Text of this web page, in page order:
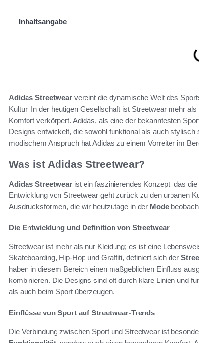
Inhaltsangabe
Adidas Streetwear vereint die dynamische Welt des
Kultur. In der heutigen Gesellschaft ist Streetwear mehr
Komfort verkörpert. Adidas, als eine der bekanntesten
Designs entwickelt, die sowohl funktional als auch
modischem Anspruch hat Adidas zu einem Vorreiter im
Was ist Adidas Streetwear?
Adidas Streetwear ist ein faszinierendes Konzept, das
Entwicklung von Streetwear geht zurück zu den urbanen
Ausdrucksformen, die wir heutzutage in der Mode
Die Entwicklung und Definition von Streetwear
Streetwear ist mehr als nur Kleidung; es ist eine
Skateboarding, Hip-Hop und Graffiti, definiert sich der
haben in diesem Bereich einen maßgeblichen Einfluss
kombinieren. Die Designs sind oft durch klare Linien und
als auch beim Sport überzeugen.
Einflüsse von Sport auf Streetwear-Trends
Die Verbindung zwischen Sport und Streetwear ist